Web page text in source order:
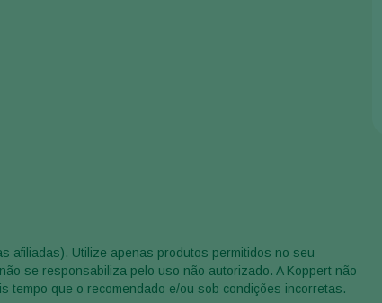
afiliadas). Utilize apenas produtos permitidos no seu
se responsabiliza pelo uso não autorizado. A Koppert não
tempo que o recomendado e/ou sob condições incorretas.